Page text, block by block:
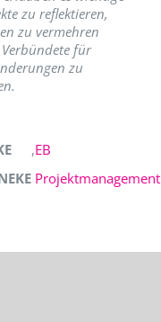
zu reflektieren,
zu vermehren
für
zu
,EB
Projektmanagement